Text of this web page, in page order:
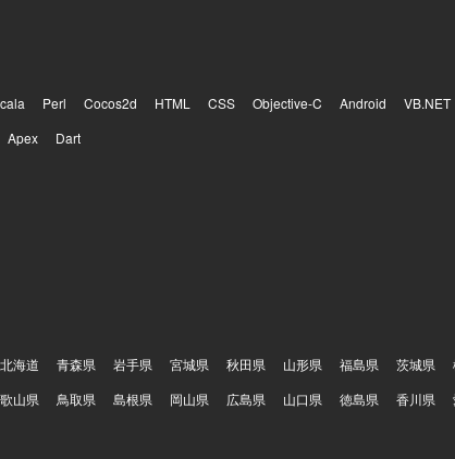
Perl Cocos2d HTML CSS Objective-C Android VB.NET
Apex Dart
北海道 青森県 岩手県 宮城県 秋田県 山形県 福島県 茨城県
山県 鳥取県 島根県 岡山県 広島県 山口県 徳島県 香川県